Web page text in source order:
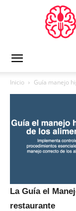
Inicio Guía manejo
La Guía el
restaurante